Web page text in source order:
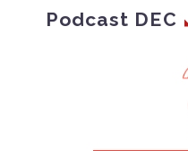
Podcast DEC